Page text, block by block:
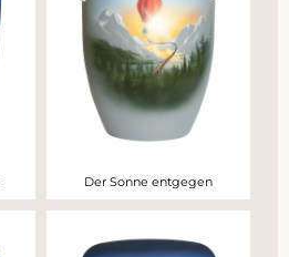
Der Sonne entgegen